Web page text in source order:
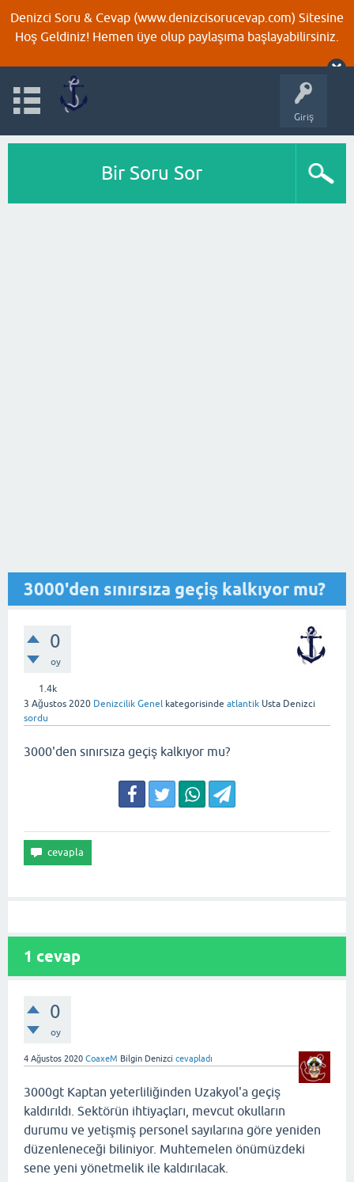
Denizci Soru & Cevap (www.denizcisorucevap.com) Sitesine
Hoş Geldiniz! Hemen üye olup paylaşıma başlayabilirsiniz.
Giriş
Bir Soru Sor
3000'den sınırsıza geçiş kalkıyor mu?
0
oy
1.4k
3 Ağustos 2020 Denizcilik Genel kategorisinde atlantik Usta Denizci
sordu
3000'den sınırsıza geçiş kalkıyor mu?
1 cevap
0
oy
4 Ağustos 2020 CoaxeM Bilgin Denizci cevapladı
3000gt Kaptan yeterliliğinden Uzakyol'a geçiş
kaldırıldı. Sektörün ihtiyaçları, mevcut okulların
durumu ve yetişmiş personel sayılarına göre yeniden
düzenleneceği biliniyor. Muhtemelen önümüzdeki
sene yeni yönetmelik ile kaldırılacak.